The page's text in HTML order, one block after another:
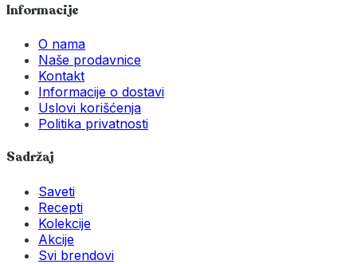
Informacije
O nama
Naše prodavnice
Kontakt
Informacije o dostavi
Uslovi korišćenja
Politika privatnosti
Sadržaj
Saveti
Recepti
Kolekcije
Akcije
Svi brendovi